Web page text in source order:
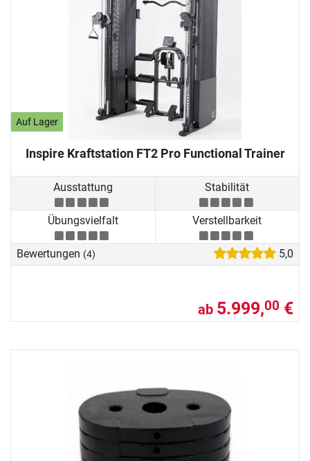
Auf Lager
Inspire Kraftstation FT2 Pro Functional Trainer
Ausstattung Stabilität
Übungsvielfalt Verstellbarkeit
Bewertungen (4) 5,0
ab 5.999,00 €